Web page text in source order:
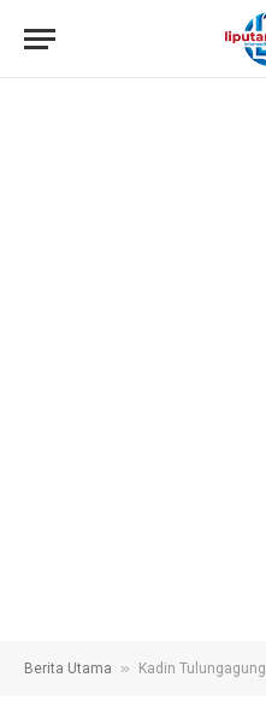
Berita Utama » Kadin Tulungagung